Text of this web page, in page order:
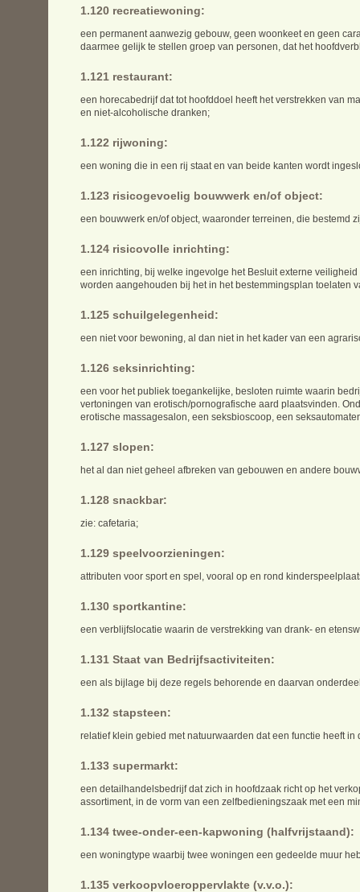
1.120 recreatiewoning:
een permanent aanwezig gebouw, geen woonkeet en geen
daarmee gelijk te stellen groep van personen, dat het
1.121 restaurant:
een horecabedrijf dat tot hoofddoel heeft het verstrekken van
en niet-alcoholische dranken;
1.122 rijwoning:
een woning die in een rij staat en van beide kanten wordt
1.123 risicogevoelig bouwwerk en/of object:
een bouwwerk en/of object, waaronder terreinen, die bestemd
1.124 risicovolle inrichting:
een inrichting, bij welke ingevolge het Besluit externe
worden aangehouden bij het in het bestemmingsplan toelaten
1.125 schuilgelegenheid:
een niet voor bewoning, al dan niet in het kader van een
1.126 seksinrichting:
een voor het publiek toegankelijke, besloten ruimte waarin
vertoningen van erotisch/pornografische aard plaatsvinden.
erotische massagesalon, een seksbioscoop, een
1.127 slopen:
het al dan niet geheel afbreken van gebouwen en andere
1.128 snackbar:
zie: cafetaria;
1.129 speelvoorzieningen:
attributen voor sport en spel, vooral op en rond
1.130 sportkantine:
een verblijfslocatie waarin de verstrekking van drank- en
1.131 Staat van Bedrijfsactiviteiten:
een als bijlage bij deze regels behorende en daarvan
1.132 stapsteen:
relatief klein gebied met natuurwaarden dat een functie heeft
1.133 supermarkt:
een detailhandelsbedrijf dat zich in hoofdzaak richt op het
assortiment, in de vorm van een zelfbedieningszaak met een
1.134 twee-onder-een-kapwoning (halfvrijstaand):
een woningtype waarbij twee woningen een gedeelde muur
1.135 verkoopvloeroppervlakte (v.v.o.):